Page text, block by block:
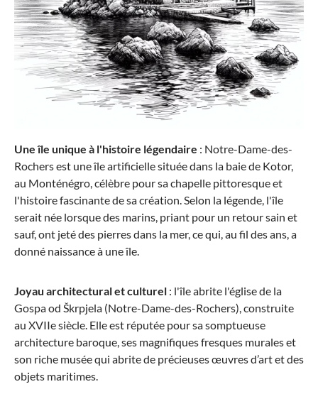
Une île unique à l'histoire légendaire : Notre-Dame-des-
Rochers est une île artificielle située dans la baie de Kotor,
au Monténégro, célèbre pour sa chapelle pittoresque et
l'histoire fascinante de sa création. Selon la légende, l'île
serait née lorsque des marins, priant pour un retour sain et
sauf, ont jeté des pierres dans la mer, ce qui, au fil des ans, a
donné naissance à une île.
Joyau architectural et culturel : l'île abrite l'église de la
Gospa od Škrpjela (Notre-Dame-des-Rochers), construite
au XVIIe siècle. Elle est réputée pour sa somptueuse
architecture baroque, ses magnifiques fresques murales et
son riche musée qui abrite de précieuses œuvres d’art et des
objets maritimes.